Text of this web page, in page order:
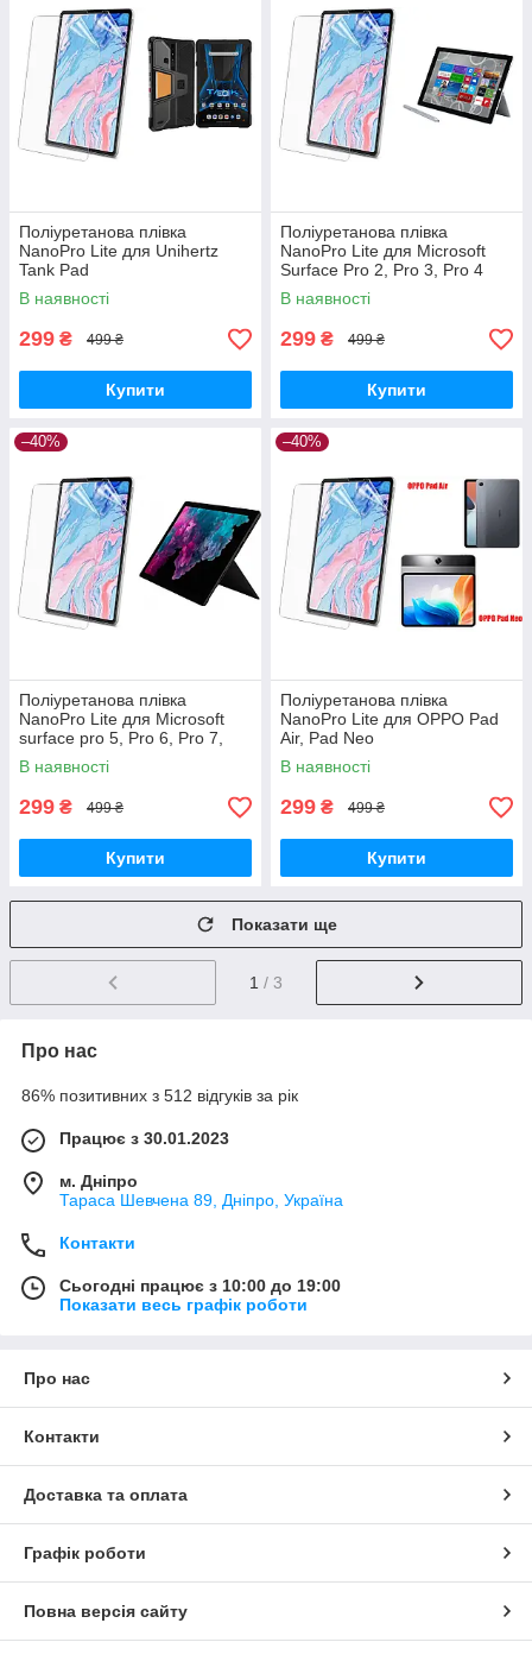
Поліуретанова плівка
NanoPro Lite для Unihertz
Tank Pad
В наявності
299 ₴ 499 ₴
Купити
Поліуретанова плівка
NanoPro Lite для Microsoft
Surface Pro 2, Pro 3, Pro 4
В наявності
299 ₴ 499 ₴
Купити
–40%
Поліуретанова плівка
NanoPro Lite для Microsoft
surface pro 5, Pro 6, Pro 7,
Pro 7+
В наявності
299 ₴ 499 ₴
Купити
–40%
Поліуретанова плівка
NanoPro Lite для OPPO Pad
Air, Pad Neo
В наявності
299 ₴ 499 ₴
Купити
Показати ще
1 / 3
Про нас
86% позитивних з 512 відгуків за рік
Працює з 30.01.2023
м. Дніпро
Тараса Шевчена 89, Дніпро, Україна
Контакти
Сьогодні працює з 10:00 до 19:00
Показати весь графік роботи
Про нас
Контакти
Доставка та оплата
Графік роботи
Повна версія сайту